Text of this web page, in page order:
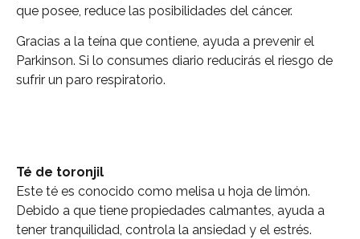
que posee, reduce las posibilidades del cáncer.
Gracias a la teína que contiene, ayuda a prevenir el
Parkinson. Si lo consumes diario reducirás el riesgo de
sufrir un paro respiratorio.
Té de toronjil
Este té es conocido como melisa u hoja de limón.
Debido a que tiene propiedades calmantes, ayuda a
tener tranquilidad, controla la ansiedad y el estrés.